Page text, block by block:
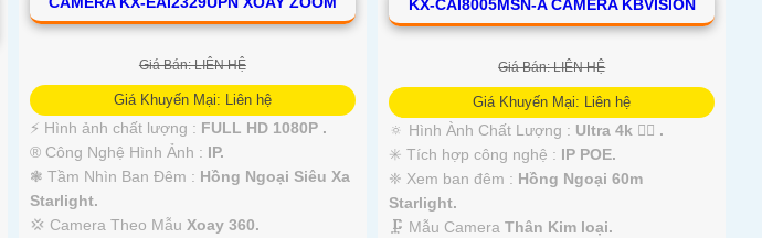
Giá Bán: LIÊN HỆ
Giá Khuyến Mại: Liên hệ
️⚡ Hình ảnh chất lượng : FULL HD 1080P .
®️ Công Nghệ Hình Ảnh : IP.
❃ Tầm Nhìn Ban Đêm : Hồng Ngoại Siêu Xa
Starlight.
💢 Camera Theo Mẫu Xoay 360.
KX-CAI8005MSN-A CAMERA KBVISION
Giá Bán: LIÊN HỆ
Giá Khuyến Mại: Liên hệ
🔅 Hình Ành Chất Lượng : Ultra 4k 👍🏾 .
✳️ Tích hợp công nghệ : IP POE.
❈ Xem ban đêm : Hồng Ngoại 60m
Starlight.
🗜️ Mẫu CameraThân Kim loại.